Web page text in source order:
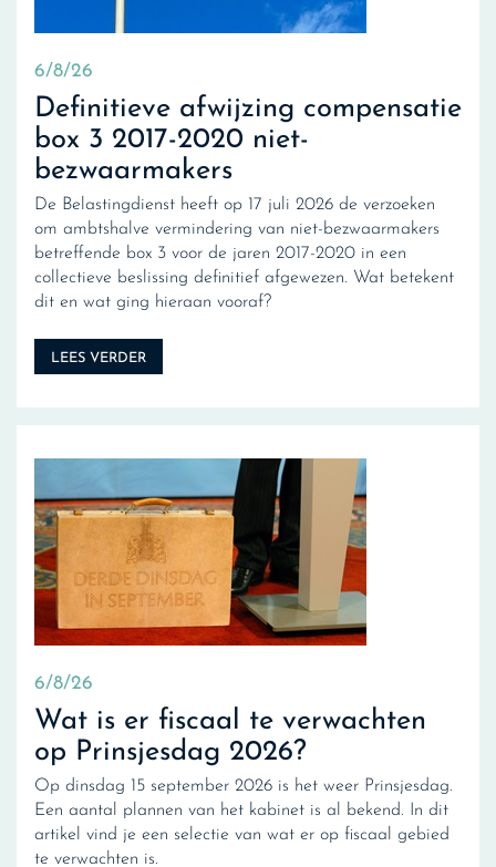
6/8/26
Definitieve afwijzing compensatie
box 3 2017-2020 niet-
bezwaarmakers
De Belastingdienst heeft op 17 juli 2026 de verzoeken
om ambtshalve vermindering van niet-bezwaarmakers
betreffende box 3 voor de jaren 2017-2020 in een
collectieve beslissing definitief afgewezen. Wat betekent
dit en wat ging hieraan vooraf?
LEES VERDER
6/8/26
Wat is er fiscaal te verwachten
op Prinsjesdag 2026?
Op dinsdag 15 september 2026 is het weer Prinsjesdag.
Een aantal plannen van het kabinet is al bekend. In dit
artikel vind je een selectie van wat er op fiscaal gebied
te verwachten is.